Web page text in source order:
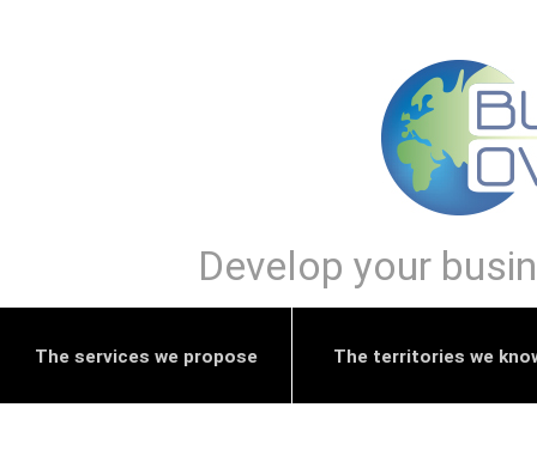
Develop your
The services we propose The territories we